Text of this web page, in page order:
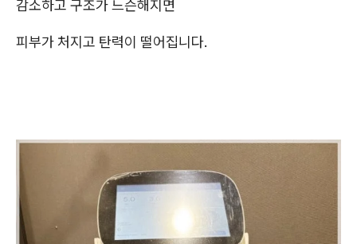
감소하고 구조가 느슨해지면
피부가 처지고 탄력이 떨어집니다.